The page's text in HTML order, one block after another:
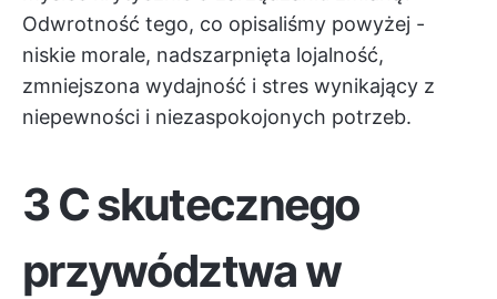
Odwrotność tego, co opisaliśmy powyżej -
niskie morale, nadszarpnięta lojalność,
zmniejszona wydajność i stres wynikający z
niepewności i niezaspokojonych potrzeb.
3 C skutecznego
przywództwa w